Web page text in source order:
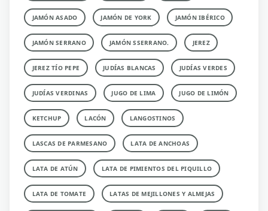
JAMÓN ASADO JAMÓN DE YORK JAMÓN IBÉRICO
JAMÓN SERRANO JAMÓN SSERRANO. JEREZ
JEREZ TÍO PEPE JUDÍAS BLANCAS JUDÍAS VERDES
JUDÍAS VERDINAS JUGO DE LIMA JUGO DE LIMÓN
KETCHUP LACÓN LANGOSTINOS
LASCAS DE PARMESANO LATA DE ANCHOAS
LATA DE ATÚN LATA DE PIMIENTOS DEL PIQUILLO
LATA DE TOMATE LATAS DE MEJILLONES Y ALMEJAS